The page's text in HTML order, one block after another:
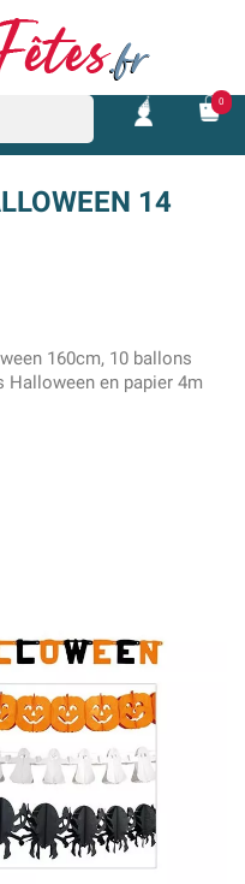
0
14
160cm, 10 ballons
Halloween en papier 4m